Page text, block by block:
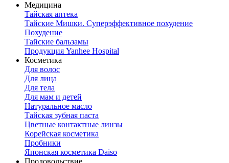
Медицина
Тайская аптека
Тайские Мишки. Суперэффективное похудение
Похудение
Тайские бальзамы
Продукция Yanhee Hospital
Косметика
Для волос
Для лица
Для тела
Для мам и детей
Натуральное масло
Тайская зубная паста
Цветные контактные линзы
Корейская косметика
Пробники
Японская косметика Daiso
Продовольствие